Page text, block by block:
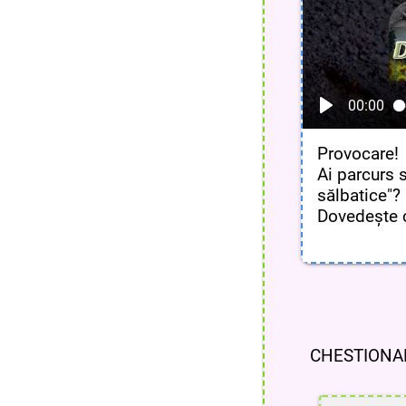
Parcul
fiind rare,
sângele
(5), râsul (6) și
FIG.
00:00
Provocare!
Ai parcurs
sălbatice"?
Dovedește